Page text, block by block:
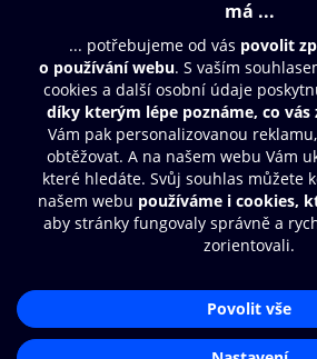
Obsah ke stažení
Moje O2 Knihovna
Další zábava
Nákupní řád
Přístupnost
Aplikace